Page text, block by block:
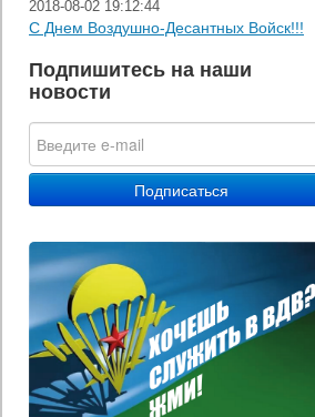
2018-08-02 19:12:44
С Днем Воздушно-Десантных Войск!!!
Подпишитесь на наши
новости